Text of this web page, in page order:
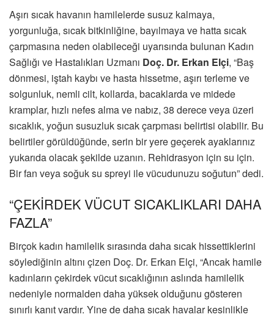
Aşırı sıcak havanın hamilelerde susuz kalmaya,
yorgunluğa, sıcak bitkinliğine, bayılmaya ve hatta sıcak
çarpmasına neden olabileceği uyarısında bulunan Kadın
Sağlığı ve Hastalıkları Uzmanı Doç. Dr. Erkan Elçi, “Baş
dönmesi, iştah kaybı ve hasta hissetme, aşırı terleme ve
solgunluk, nemli cilt, kollarda, bacaklarda ve midede
kramplar, hızlı nefes alma ve nabız, 38 derece veya üzeri
sıcaklık, yoğun susuzluk sıcak çarpması belirtisi olabilir. Bu
belirtiler görüldüğünde, serin bir yere geçerek ayaklarınız
yukarıda olacak şekilde uzanın. Rehidrasyon için su için.
Bir fan veya soğuk su spreyi ile vücudunuzu soğutun” dedi.
“ÇEKİRDEK VÜCUT SICAKLIKLARI DAHA
FAZLA”
Birçok kadın hamilelik sırasında daha sıcak hissettiklerini
söylediğinin altını çizen Doç. Dr. Erkan Elçi, “Ancak hamile
kadınların çekirdek vücut sıcaklığının aslında hamilelik
nedeniyle normalden daha yüksek olduğunu gösteren
sınırlı kanıt vardır. Yine de daha sıcak havalar kesinlikle